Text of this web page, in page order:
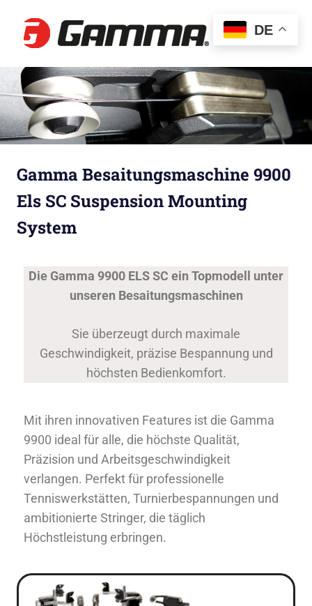
Gamma
Gamma Besaitungsmaschine 9900
Els SC Suspension Mounting
System
Die Gamma 9900 ELS SC ein Topmodell unter
unseren Besaitungsmaschinen
Sie überzeugt durch maximale
Geschwindigkeit, präzise Bespannung und
höchsten Bedienkomfort.
Mit ihren innovativen Features ist die Gamma
9900 ideal für alle, die höchste Qualität,
Präzision und Arbeitsgeschwindigkeit
verlangen. Perfekt für professionelle
Tenniswerkstätten, Turnierbespannungen und
ambitionierte Stringer, die täglich
Höchstleistung erbringen.
DE